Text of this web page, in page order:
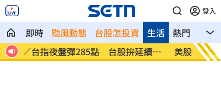
登入
即時 颱風動態 台股怎投資 熱門 影音
生活
美股多收黑！道瓊跌464點 費半小漲39
點
今迎